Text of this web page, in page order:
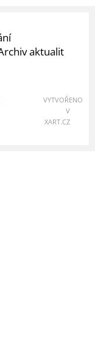
aktualit
VYTVOŘENO
V
XART.CZ